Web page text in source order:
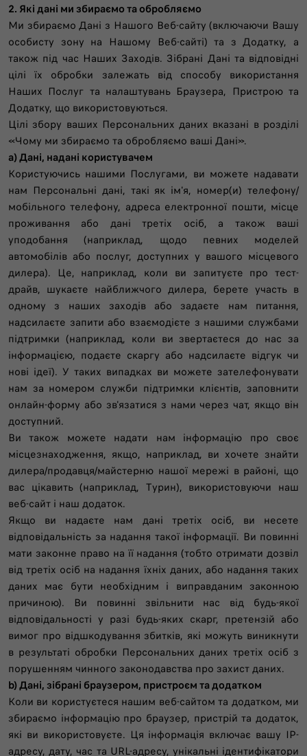
2. Які дані ми збираємо та обробляємо
Ми збираємо Дані з Нашого Веб-сайту (включаючи Вашу
особисту зону на Нашому Веб-сайті) та з Додатку, а
також під час Наших Заходів. Зібрані Дані та відповідні
цілі їх обробки залежать від способу використання
Наших Послуг та налаштувань Браузера, Пристрою та
Додатку, що використовуються.
Цілі збору ваших Персональних даних вказані в розділі
«Чому ми збираємо та обробляємо ваші Дані».
a) Дані, надані користувачем
Користуючись нашими Послугами, ви можете надавати
нам Персональні дані, такі як ім'я, номер(и) телефону/
мобільного телефону, адреса електронної пошти, місце
проживання або дані третіх осіб, а також ваші
уподобання (наприклад, щодо певних моделей
автомобілів або послуг, доступних у вашого місцевого
дилера). Це, наприклад, коли ви запитуєте про тест-
драйв, шукаєте найближчого дилера, берете участь в
одному з наших заходів або задаєте нам питання,
надсилаєте запити або взаємодієте з нашими службами
підтримки (наприклад, коли ви звертаєтеся до нас за
інформацією, подаєте скаргу або надсилаєте відгук чи
нові ідеї). У таких випадках ви можете зателефонувати
нам за номером служби підтримки клієнтів, заповнити
онлайн-форму або зв'язатися з нами через чат, якщо він
доступний.
Ви також можете надати нам інформацію про своє
місцезнаходження, якщо, наприклад, ви хочете знайти
дилера/продавця/майстерню нашої мережі в районі, що
вас цікавить (наприклад, Турин), використовуючи наш
веб-сайт і наш додаток.
Якщо ви надаєте нам дані третіх осіб, ви несете
відповідальність за надання такої інформації. Ви повинні
мати законне право на її надання (тобто отримати дозвіл
від третіх осіб на надання їхніх даних, або надання таких
даних має бути необхідним і виправданим законною
причиною). Ви повинні звільнити нас від будь-якої
відповідальності у разі будь-яких скарг, претензій або
вимог про відшкодування збитків, які можуть виникнути
в результаті обробки Персональних даних третіх осіб з
порушенням чинного законодавства про захист даних.
b) Дані, зібрані браузером, пристроєм та додатком
Коли ви користуєтеся нашим веб-сайтом та додатком, ми
збираємо інформацію про браузер, пристрій та додаток,
які ви використовуєте. Ця інформація включає вашу IP-
адресу, дату, час та URL-адресу, унікальні ідентифікатори